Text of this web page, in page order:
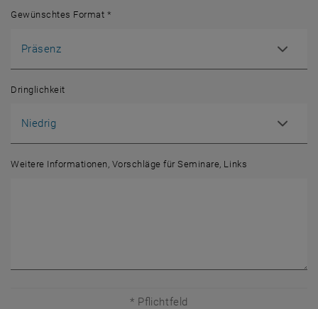
Gewünschtes Format *
Dringlichkeit
Weitere Informationen, Vorschläge für Seminare, Links
* Pflichtfeld